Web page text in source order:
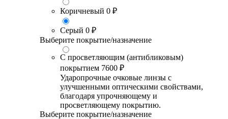
Коричневый 0 ₽
Серый 0 ₽
Выберите покрытие/назначение
С просветляющим (антибликовым)
покрытием 7600 ₽
Ударопрочные очковые линзы с
улучшенными оптическими свойствами,
благодаря упрочняющему и
просветляющему покрытию.
Выберите покрытие/назначение